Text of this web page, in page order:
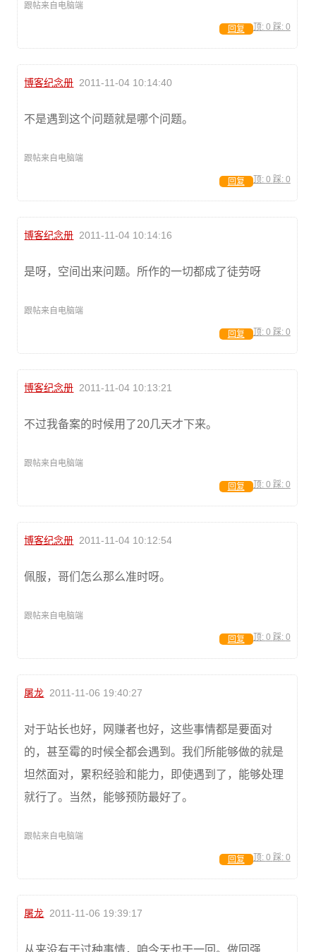
跟帖来自电脑端
顶: 0 踩: 0
回复
博客纪念册 2011-11-04 10:14:40
不是遇到这个问题就是哪个问题。
跟帖来自电脑端
顶: 0 踩: 0
回复
博客纪念册 2011-11-04 10:14:16
是呀，空间出来问题。所作的一切都成了徒劳呀
跟帖来自电脑端
顶: 0 踩: 0
回复
博客纪念册 2011-11-04 10:13:21
不过我备案的时候用了20几天才下来。
跟帖来自电脑端
顶: 0 踩: 0
回复
博客纪念册 2011-11-04 10:12:54
佩服，哥们怎么那么准时呀。
跟帖来自电脑端
顶: 0 踩: 0
回复
屠龙 2011-11-06 19:40:27
对于站长也好，网赚者也好，这些事情都是要面对
的，甚至霉的时候全都会遇到。我们所能够做的就是
坦然面对，累积经验和能力，即使遇到了，能够处理
就行了。当然，能够预防最好了。
跟帖来自电脑端
顶: 0 踩: 0
回复
屠龙 2011-11-06 19:39:17
从来没有干过种事情，咱今天也干一回。做回强